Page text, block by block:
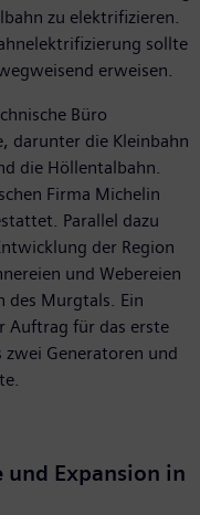
zu elektrifizieren.
sollte
erweisen.
Büro
darunter die Kleinbahn
die Höllentalbahn.
Firma Michelin
Parallel dazu
der Region
und Webereien
des Murgtals. Ein
Auftrag für das erste
zwei Generatoren und
Expansion in